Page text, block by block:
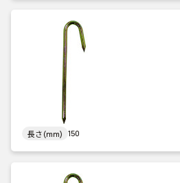
長さ(mm) 150